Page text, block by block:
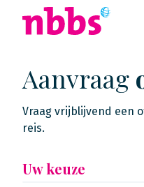
Aanvraag
Vraag vrijblijvend een
reis.
Uw keuze